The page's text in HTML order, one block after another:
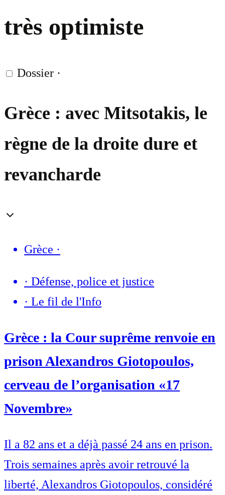
très optimiste
Dossier ·
Grèce : avec Mitsotakis, le
règne de la droite dure et
revancharde
Grèce ·
· Défense, police et justice
· Le fil de l'Info
Grèce : la Cour suprême renvoie en
prison Alexandros Giotopoulos,
cerveau de l’organisation «17
Novembre»
Il a 82 ans et a déjà passé 24 ans en prison.
Trois semaines après avoir retrouvé la
liberté, Alexandros Giotopoulos, considéré